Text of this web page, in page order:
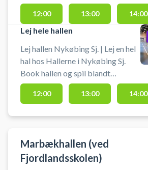
badminton eller pickleball eller en
anden form for boldspil i den ene
halvdel af hallen.
12:00 13:00 14:00
Lej hele hallen
Lej hallen Nykøbing Sj. | Lej en hel
hal hos Hallerne i Nykøbing Sj.
Book hallen og spil blandt
indendørs fodbold (uden bander),
håndbold, badminton eller
12:00 13:00 14:00
Marbækhallen (ved
Fjordlandsskolen)